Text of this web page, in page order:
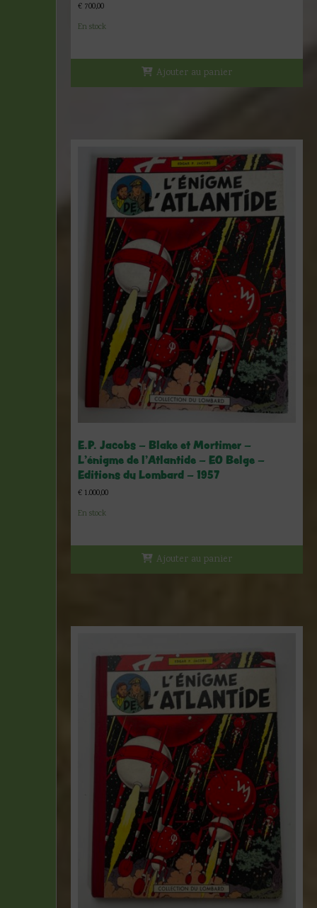
€ 700,00
En stock
Ajouter au panier
E.P. Jacobs – Blake et Mortimer –
L’énigme de l’Atlantide – EO Belge –
Editions du Lombard – 1957
€ 1.000,00
En stock
Ajouter au panier